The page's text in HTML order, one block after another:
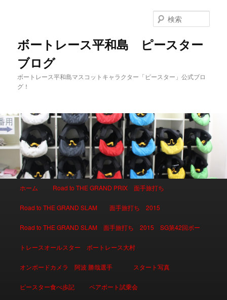
ボートレース平和島 ピースター
ブログ
ボートレース平和島マスコットキャラクター「ピースター」公式ブロ
グ！
索
メインコンテンツへ移動
サブコンテンツへ移動
ホーム Road to THE GRAND PRIX 面手旅打ち
Road to THE GRAND SLAM 面手旅打ち 2015
Road to THE GRAND SLAM 面手旅打ち 2015 SG第42回ボー
トレースオールスター ボートレース大村
オンボードカメラ 阿波 勝哉選手 スタート写真
ピースター食べ歩記 ペアボート試乗会